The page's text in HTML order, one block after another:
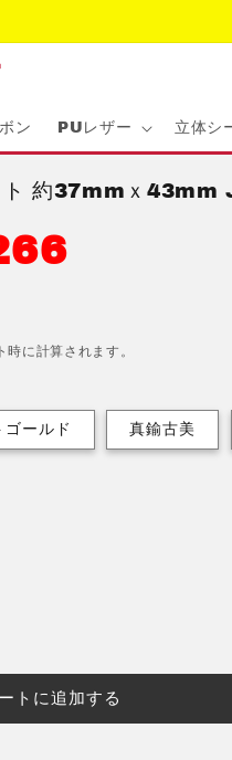
ン PUレザー 立体シ
ト 約37mmｘ43mm
に計算されます。
ゴールド 真鍮古美
トに追加する